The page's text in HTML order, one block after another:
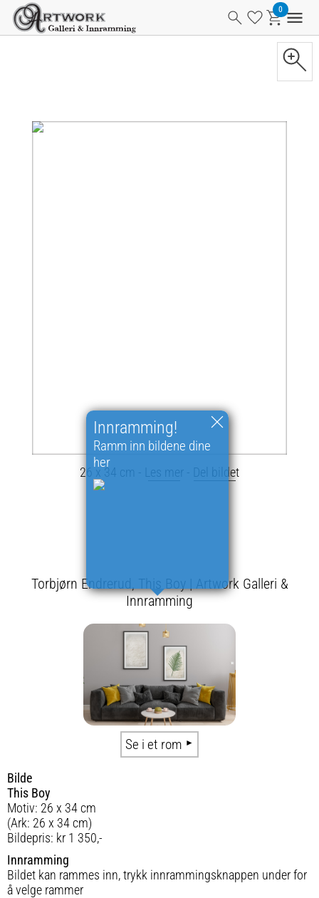
26 x 34 cm - Les mer Del bildet
Innramming!
Ramm inn bildene dine
her
Torbjørn Endrerud, This Boy | Artwork Galleri &
Innramming
Se i et rom
Bilde
This Boy
Motiv: 26 x 34 cm
(Ark: 26 x 34 cm)
Bildepris: kr 1 350,-
Innramming
Bildet kan rammes inn, trykk innrammingsknappen under for
å velge rammer